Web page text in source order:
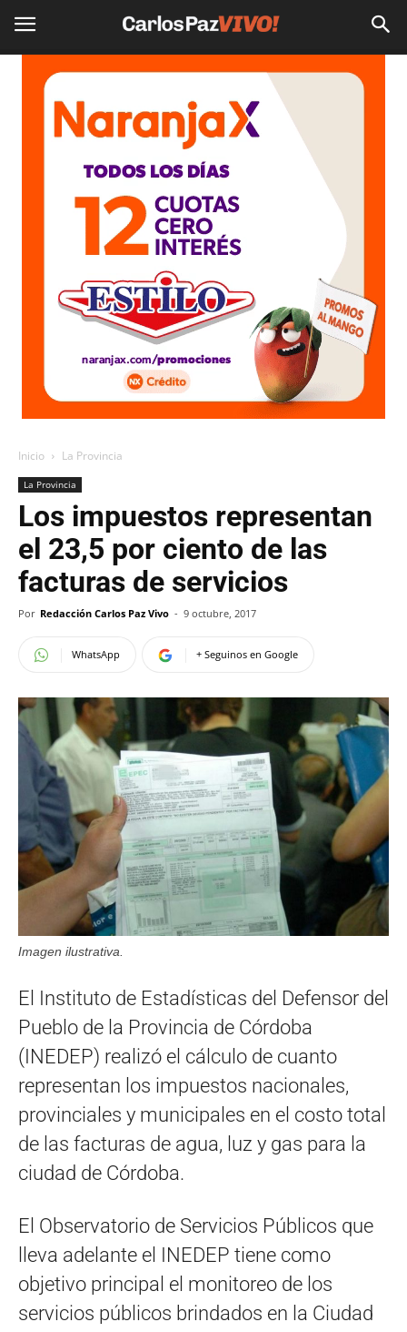
Inicio La Provincia
La Provincia
Los impuestos representan
el 23,5 por ciento de las
facturas de servicios
Por Redacción Carlos Paz Vivo - 9 octubre, 2017
WhatsApp + Seguinos en Google
Imagen ilustrativa.
El Instituto de Estadísticas del Defensor del
Pueblo de la Provincia de Córdoba
(INEDEP) realizó el cálculo de cuanto
representan los impuestos nacionales,
provinciales y municipales en el costo total
de las facturas de agua, luz y gas para la
ciudad de Córdoba.
El Observatorio de Servicios Públicos que
lleva adelante el INEDEP tiene como
objetivo principal el monitoreo de los
servicios públicos brindados en la Ciudad